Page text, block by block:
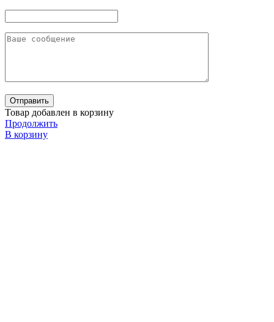
Товар добавлен в корзину
Продолжить
В корзину